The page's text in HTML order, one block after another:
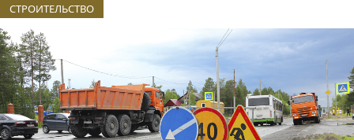
СТРОИТЕЛЬСТВО